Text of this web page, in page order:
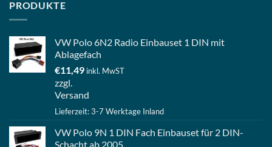
PRODUKTE
VW Polo 6N2 Radio Einbauset 1 DIN mit
Ablagefach
€11,49 inkl. MwST
zzgl.
Versand
Lieferzeit: 3-7 Werktage Inland
VW Polo 9N 1 DIN Fach Einbauset für 2 DIN-
Schacht ab 2005